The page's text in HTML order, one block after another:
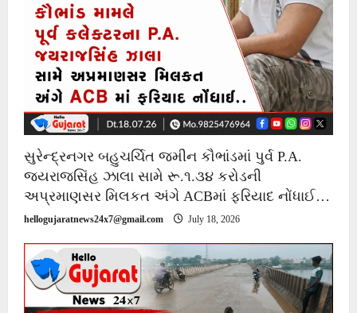
સુરેન્દ્રનગર બહુચર્ચિત જમીન કૌભાંડમાં પુર્વ P.A.
જયરાજસિંહ ઝાલા સામે રૂ.૧.૩૪ કરોડની
અપ્રમાણસર મિલકત અંગે ACBમાં ફરિયાદ નોંધાઈ…
hellogujaratnews24x7@gmail.com July 18, 2026